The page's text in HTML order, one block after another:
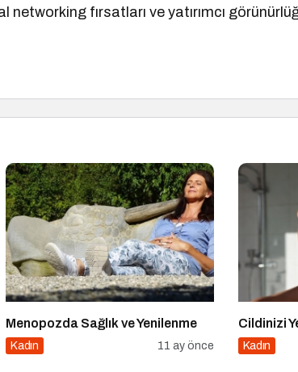
fırsatları ve yatırımcı
Menopozda Sağlık ve Yenilenme
Kadın 11 ay önce
Cildinizi
Kadın